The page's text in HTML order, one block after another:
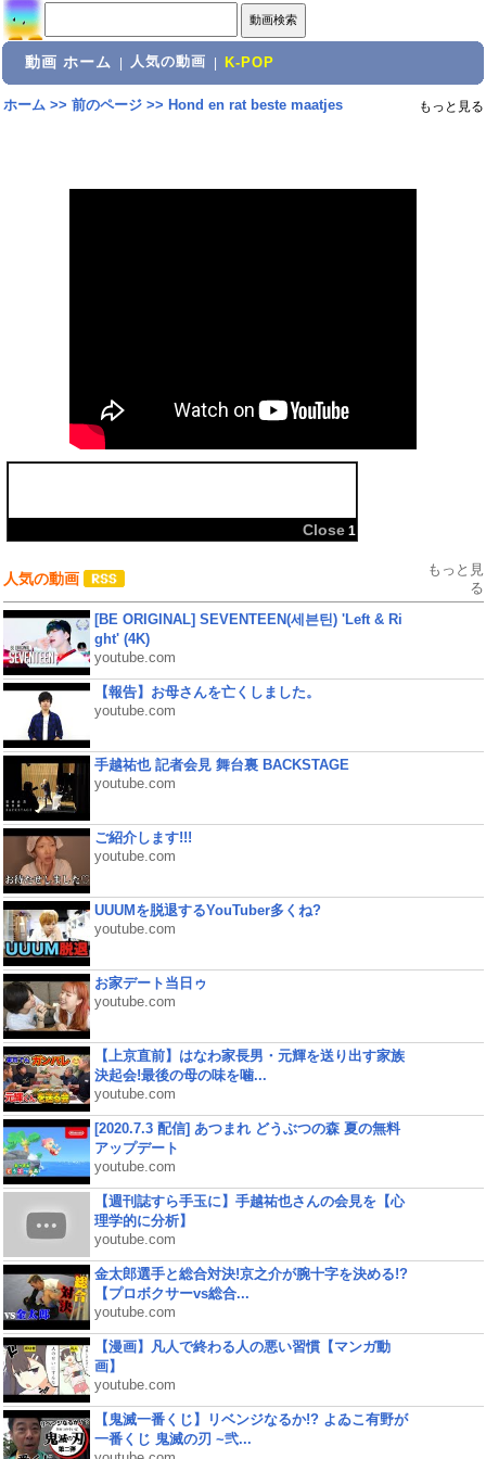
動画 ホーム 人気の動画 K-POP
ホーム>> 前のページ>> Hond en rat beste maatjes もっと見る
人気の動画
もっと見
る
[BE ORIGINAL] SEVENTEEN(세븐틴) 'Left & Ri
ght' (4K)
youtube.com
【報告】お母さんを亡くしました。
youtube.com
手越祐也 記者会見 舞台裏 BACKSTAGE
youtube.com
ご紹介します!!!
youtube.com
UUUMを脱退するYouTuber多くね?
youtube.com
お家デート当日ゥ
youtube.com
【上京直前】はなわ家長男・元輝を送り出す家族
決起会!最後の母の味を噛...
youtube.com
[2020.7.3 配信] あつまれ どうぶつの森 夏の無料
アップデート
youtube.com
【週刊誌すら手玉に】手越祐也さんの会見を【心
理学的に分析】
youtube.com
金太郎選手と総合対決!京之介が腕十字を決める!?
【プロボクサーvs総合...
youtube.com
【漫画】凡人で終わる人の悪い習慣【マンガ動
画】
youtube.com
【鬼滅一番くじ】リベンジなるか!? よゐこ有野が
一番くじ 鬼滅の刃 ~弐...